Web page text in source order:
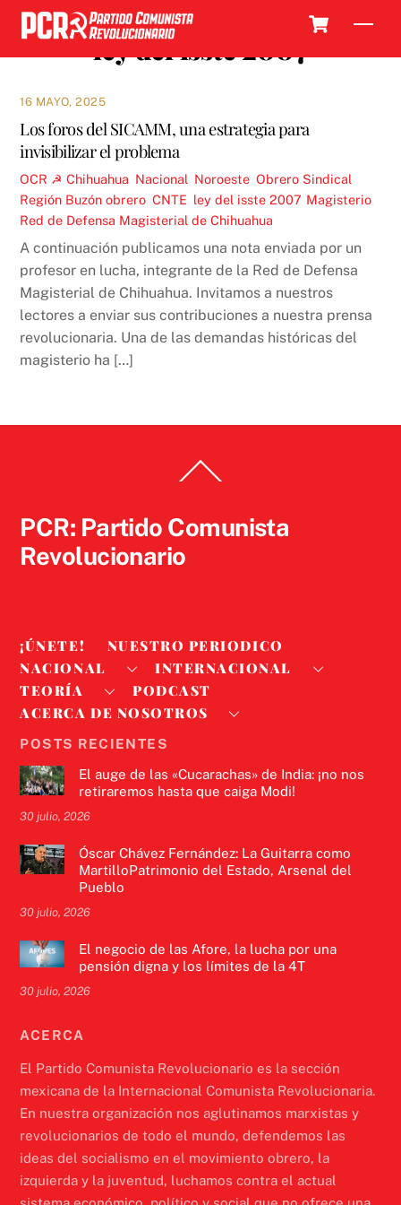
Skip
content
ley del isste 2007
16 MAYO, 2025
Los foros del SICAMM, una estrategia para
invisibilizar el problema
OCR ☭ Chihuahua Nacional Noroeste ,Obrero Sindical
Región Buzón obrero ,CNTE ley del isste 2007, Magisterio
Red de Defensa Magisterial de Chihuahua
A continuación publicamos una nota enviada por un
profesor en lucha, integrante de la Red de Defensa
Magisterial de Chihuahua. Invitamos a nuestros
lectores a enviar sus contribuciones a nuestra prensa
revolucionaria. Una de las demandas históricas del
magisterio ha […]
To
PCR: Partido Comunista
Revolucionario
¡ÚNETE!
NUESTRO PERIODICO
NACIONAL
INTERNACIONAL
TEORÍA
PODCAST
ACERCA DE NOSOTROS
POSTS RECIENTES
El auge de las «Cucarachas» de India: ¡no nos
retiraremos hasta que caiga Modi!
30 julio, 2026
Óscar Chávez Fernández: La Guitarra como
MartilloPatrimonio del Estado, Arsenal del
Pueblo
30 julio, 2026
El negocio de las Afore, la lucha por una
pensión digna y los límites de la 4T
30 julio, 2026
ACERCA
El Partido Comunista Revolucionario es la sección
mexicana de la Internacional Comunista Revolucionaria.
En nuestra organización nos aglutinamos marxistas y
revolucionarios de todo el mundo, defendemos las
ideas del socialismo en el movimiento obrero, la
izquierda y la juventud, luchamos contra el actual